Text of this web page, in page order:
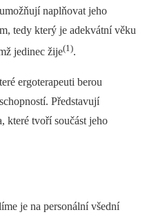
naplňovat jeho
tedy který je adekvátní věku
jedinec žije(1).
ergoterapeuti berou
Představují
které tvoří součást jeho
je na personální všední